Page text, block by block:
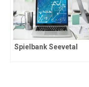
Spielbank Seevetal